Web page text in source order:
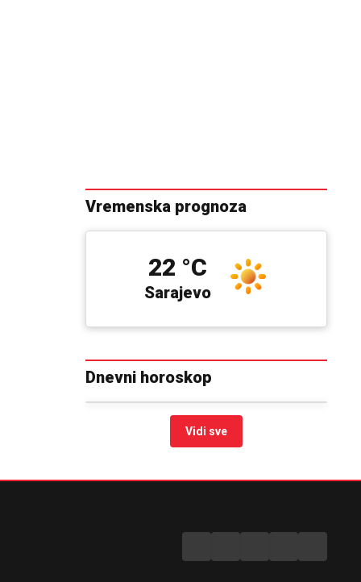
Vremenska prognoza
Sarajevo
22 °C
Dnevni horoskop
Vidi sve